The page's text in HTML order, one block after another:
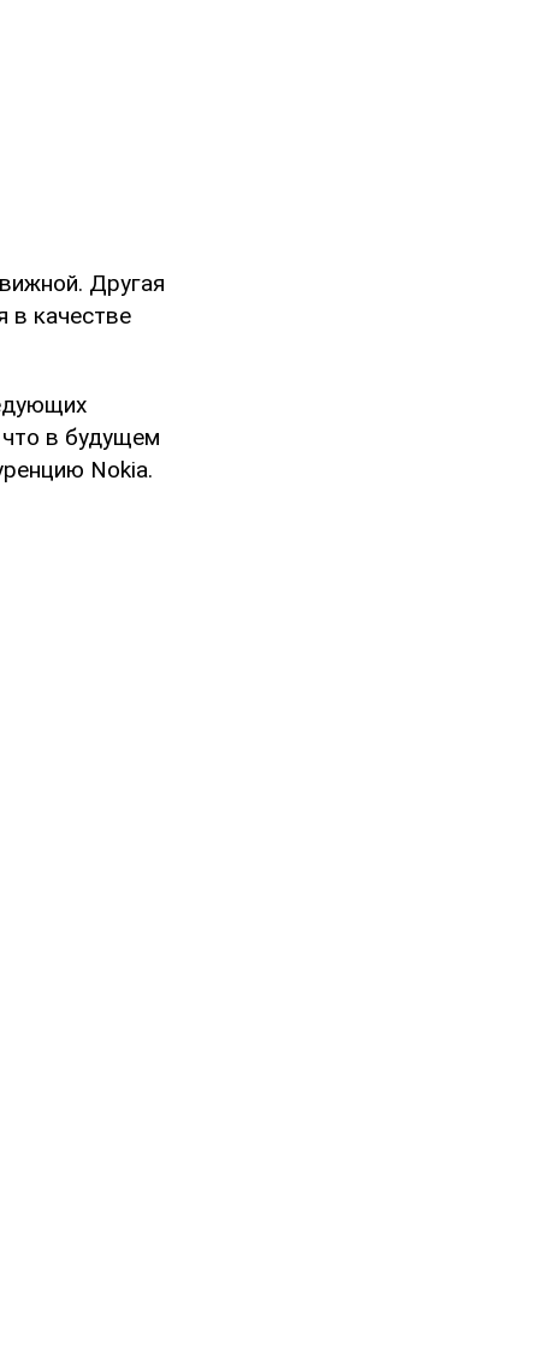
Другая
в качестве
в будущем
Nokia.